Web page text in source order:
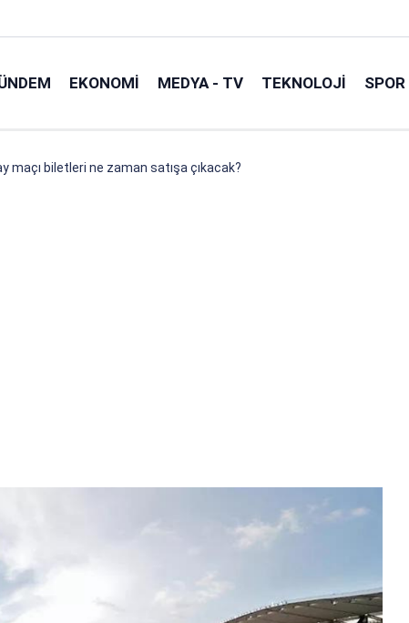
EKONOMI MEDYA - TV TEKNOLOJI SPOR
maçı biletleri ne zaman satışa çıkacak?